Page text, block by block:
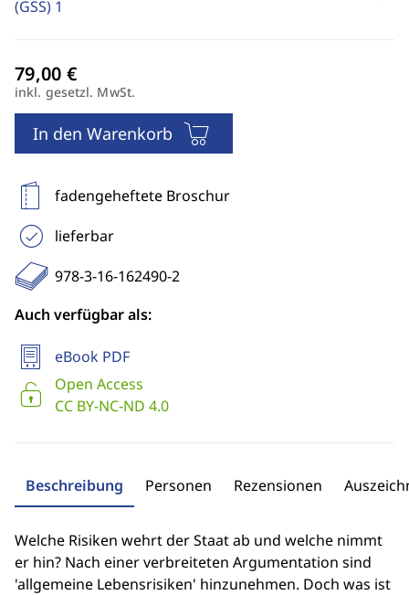
(GSS) 1
inkl. gesetzl. MwSt.
In den Warenkorb
fadengeheftete Broschur
lieferbar
978-3-16-162490-2
Auch verfügbar als:
eBook PDF
Open Access
CC BY-NC-ND 4.0
Beschreibung Personen Rezensionen
Welche Risiken wehrt der Staat ab und welche nimmt
er hin? Nach einer verbreiteten Argumentation sind
'allgemeine Lebensrisiken' hinzunehmen. Doch was ist